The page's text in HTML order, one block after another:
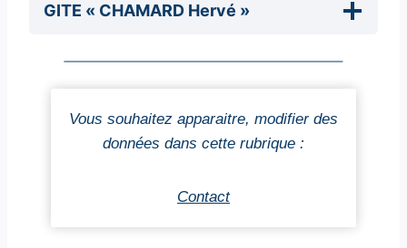
GITE « CHAMARD Hervé »
Vous souhaitez apparaitre, modifier des
données dans cette rubrique :
Contact